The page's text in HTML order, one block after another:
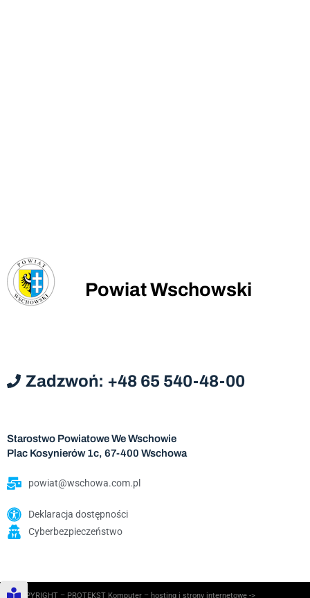
Powiat Wschowski
Zadzwoń: +48 65 540-48-00
Starostwo Powiatowe We Wschowie
Plac Kosynierów 1c, 67-400 Wschowa
powiat@wschowa.com.pl
Deklaracja dostępności
Cyberbezpieczeństwo
© COPYRIGHT – PROTEKST Komputer – hosting i strony internetowe ->